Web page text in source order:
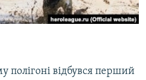
відбувся перший